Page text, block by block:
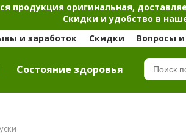
продукция оригинальная,
Скидки и удобство в
и заработок Скидки Вопросы
Cостояние здоровья